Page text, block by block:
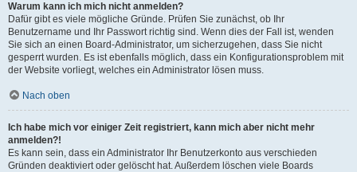
Warum kann ich mich nicht anmelden?
Dafür gibt es viele mögliche Gründe. Prüfen Sie zunächst, ob Ihr
Benutzername und Ihr Passwort richtig sind. Wenn dies der Fall ist, wenden
Sie sich an einen Board-Administrator, um sicherzugehen, dass Sie nicht
gesperrt wurden. Es ist ebenfalls möglich, dass ein Konfigurationsproblem mit
der Website vorliegt, welches ein Administrator lösen muss.
Nach oben
Ich habe mich vor einiger Zeit registriert, kann mich aber nicht mehr
anmelden?!
Es kann sein, dass ein Administrator Ihr Benutzerkonto aus verschieden
Gründen deaktiviert oder gelöscht hat. Außerdem löschen viele Boards